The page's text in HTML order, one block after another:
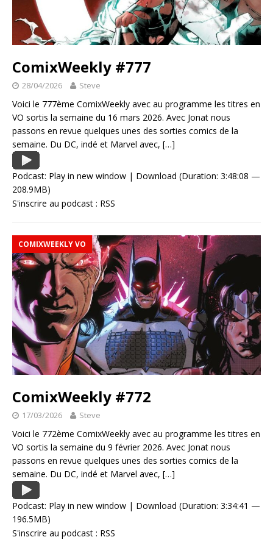
ComixWeekly #777
28/04/2026 Steve
Voici le 777ème ComixWeekly avec au programme les titres en
VO sortis la semaine du 16 mars 2026. Avec Jonat nous
passons en revue quelques unes des sorties comics de la
semaine. Du DC, indé et Marvel avec, […]
Podcast: Play in new window | Download (Duration: 3:48:08 —
208.9MB)
S'inscrire au podcast : RSS
COMIXWEEKLY VO
ComixWeekly #772
17/03/2026 Steve
Voici le 772ème ComixWeekly avec au programme les titres en
VO sortis la semaine du 9 février 2026. Avec Jonat nous
passons en revue quelques unes des sorties comics de la
semaine. Du DC, indé et Marvel avec, […]
Podcast: Play in new window | Download (Duration: 3:34:41 —
196.5MB)
S'inscrire au podcast : RSS